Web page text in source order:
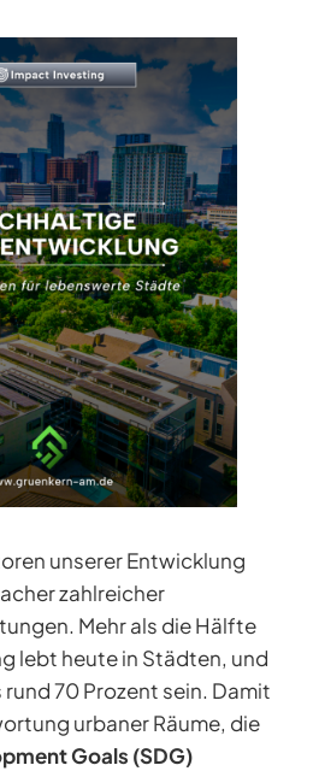
unserer Entwicklung
zahlreicher
Mehr als die Hälfte
lebt heute in Städten, und
70 Prozent sein. Damit
urbaner Räume, die
Goals (SDG)